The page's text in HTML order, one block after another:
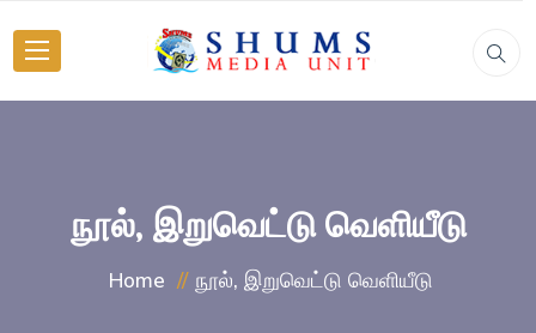
நூல், இறுவெட்டு வெளியீடு
Home நூல், இறுவெட்டு வெளியீடு